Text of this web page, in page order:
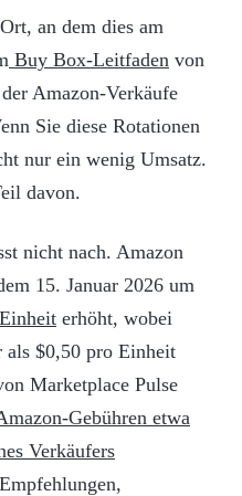
an dem dies am
Buy Box-Leitfaden von
Amazon-Verkäufe
Sie diese Rotationen
nur ein wenig Umsatz.
davon.
nicht nach. Amazon
15. Januar 2026 um
erhöht, wobei
als $0,50 pro Einheit
Marketplace Pulse
Gebühren etwa
Verkäufers